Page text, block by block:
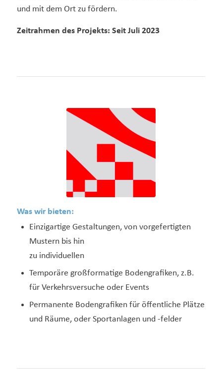
und mit dem Ort zu fördern.
Zeitrahmen des Projekts: Seit Juli 2023
Was wir bieten:
Einzigartige Gestaltungen, von vorgefertigten
Mustern bis hin
zu individuellen
Temporäre großformatige Bodengrafiken, z.B.
für Verkehrsversuche oder Events
Permanente Bodengrafiken für öffentliche Plätze
und Räume, oder Sportanlagen und -felder